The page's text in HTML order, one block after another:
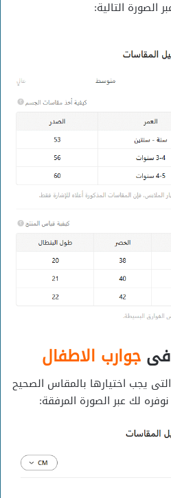
الصورة التالية:
فىجوارب الاطفال
يجب اختيارها بالمقاس الصحيح
لك عبر الصورة المرفقة: